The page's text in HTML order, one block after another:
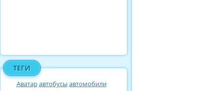
ТЕГИ
Аватаравтобусы автомобили